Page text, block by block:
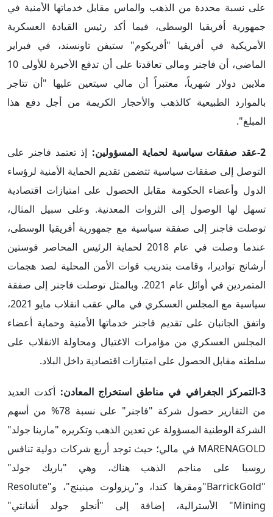
على نسبة محددة من الذهب والماس مقابل خدماتها الأمنية في
جمهورية أفريقيا الوسطى، فيما أكد رئيس القيادة العسكرية
الأمريكية في أفريقيا "أفريكوم" ستيفن تاونسند، في فبراير
الماضي، أن فاجنر ومالي تعاقدتا على أن تدفع الأخيرة للأولى 10
ملايين دولار شهرياً، معتبراً أن مالي سيتعين عليها "أن تتاجر
بالموارد الطبيعية كالذهب والأحجار الكريمة من أجل دفع هذا
المبلغ".
2-عقد صفقات سياسية لحماية المسؤولين:
إذ تعتمد فاجنر على
التوصل إلى صفقات سياسية تتضمن تقديم الحماية الأمنية لرؤساء
الدول وأعضاء الحكومة مقابل الحصول على امتيازات اقتصادية
تسهل لها الوصول إلى الثروات المعدنية. وعلى سبيل المثال،
توصلت فاجنر إلى صفقة سياسية مع جمهورية أفريقيا الوسطى،
عندما وصلت في عام 2018 لحماية الرئيس المحاصر فوستين
أرشانج تواديرا، وقامت بتدريب قوات الأمن المحلية لصد هجمات
المتمردين في أوائل عام 2021. وبالمثل توصلت فاجنر إلى صفقة
سياسية مع المجلس العسكري في مالي عقب انقلاب مايو 2021،
واتفق الجانبان على تقديم فاجنر خدماتها الأمنية وحماية أعضاء
المجلس العسكري من مؤامرات الاغتيال ومحاولة الانقلاب على
سلطته مقابل الحصول على امتيازات اقتصادية داخل البلاد.
3-التمركز الجغرافي في مناطق استخراج المعادن:
أكدت العديد
من التقارير حصول شركة "فاجنر" على نسبة 78% من أسهم
الشركة الوطنية المسؤولة عن تعدين الذهب وتكريره "مارينا جولد"
MARENAGOLD في مالي؛ حيث توجد أربع شركات دولية تنافس
روسيا على مناجم الذهب هناك، وهي "باريك جولد"
"BarrickGold"ومقرها كندا، و"ريزولوت مينينج"، و"Resolute
Mining" الأسترالية، إضافة إلى "أنجلو جولد أشانتي"